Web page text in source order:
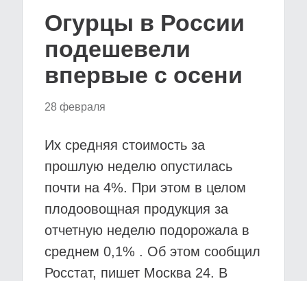
Огурцы в России
подешевели
впервые с осени
28 февраля
Их средняя стоимость за
прошлую неделю опустилась
почти на 4%. При этом в целом
плодоовощная продукция за
отчетную неделю подорожала в
среднем 0,1% . Об этом сообщил
Росстат, пишет Москва 24. В